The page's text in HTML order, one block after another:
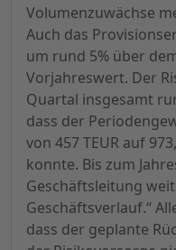
Volumenzuwächse
Auch das
um rund 5% über
Vorjahreswert. Der
Quartal insgesamt
dass der
von 457 TEUR auf
konnte. Bis zum
Geschäftsleitung
Geschäftsverlauf.“
dass der geplante